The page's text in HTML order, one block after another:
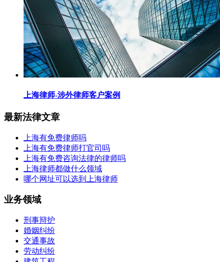
上海律师-涉外律师客户案例
最新法律文章
上海有免费律师吗
上海有免费律师打官司吗
上海有免费咨询法律的律师吗
上海律师都做什么领域
哪个网址可以选到上海律师
业务领域
刑事辩护
婚姻纠纷
交通事故
劳动纠纷